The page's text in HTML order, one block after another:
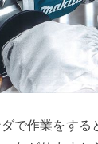
で作業をする